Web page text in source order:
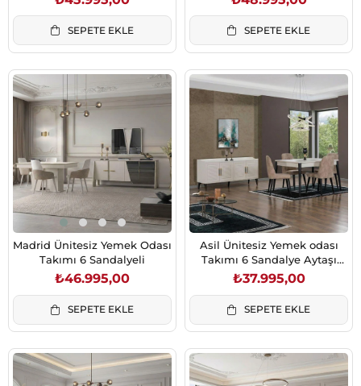
SEPETE EKLE SEPETE EKLE
Madrid Ünitesiz Yemek Odası
Takımı 6 Sandalyeli
₺46.995,00
SEPETE EKLE
Asil Ünitesiz Yemek odası
Takımı 6 Sandalye Aytaşı
(6010 Gözde Sand)
₺37.995,00
SEPETE EKLE